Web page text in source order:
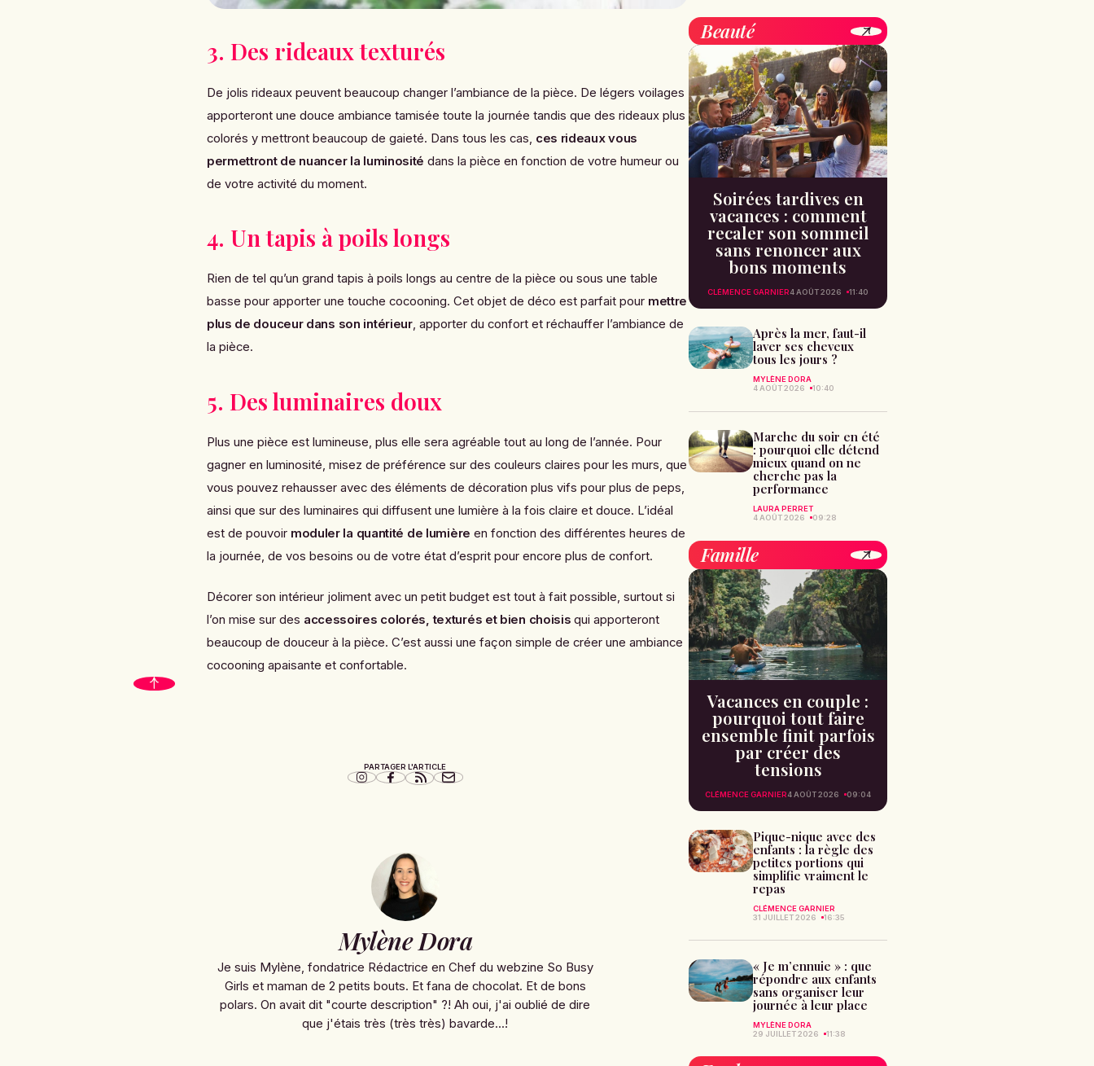
3. Des rideaux texturés
De jolis rideaux peuvent beaucoup changer l’ambiance de la pièce. De légers voilages
apporteront une douce ambiance tamisée toute la journée tandis que des rideaux plus
colorés y mettront beaucoup de gaieté. Dans tous les cas, ces rideaux vous
permettront de nuancer la luminosité dans la pièce en fonction de votre humeur ou
de votre activité du moment.
4. Un tapis à poils longs
Rien de tel qu’un grand tapis à poils longs au centre de la pièce ou sous une table
basse pour apporter une touche cocooning. Cet objet de déco est parfait pour mettre
plus de douceur dans son intérieur, apporter du confort et réchauffer l’ambiance de
la pièce.
5. Des luminaires doux
Plus une pièce est lumineuse, plus elle sera agréable tout au long de l’année. Pour
gagner en luminosité, misez de préférence sur des couleurs claires pour les murs, que
vous pouvez rehausser avec des éléments de décoration plus vifs pour plus de peps,
ainsi que sur des luminaires qui diffusent une lumière à la fois claire et douce. L’idéal
est de pouvoir moduler la quantité de lumière en fonction des différentes heures de
la journée, de vos besoins ou de votre état d’esprit pour encore plus de confort.
Décorer son intérieur joliment avec un petit budget est tout à fait possible, surtout si
l’on mise sur des accessoires colorés, texturés et bien choisis qui apporteront
beaucoup de douceur à la pièce. C’est aussi une façon simple de créer une ambiance
cocooning apaisante et confortable.
PARTAGER L'ARTICLE
Mylène Dora
Je suis Mylène, fondatrice Rédactrice en Chef du webzine So Busy
Girls et maman de 2 petits bouts. Et fana de chocolat. Et de bons
polars. On avait dit "courte description" ?! Ah oui, j'ai oublié de dire
que j'étais très (très très) bavarde...!
Beauté
Soirées tardives en
vacances : comment
recaler son sommeil
sans renoncer aux
bons moments
CLÉMENCE GARNIER4 AOÛT 2026 11:40
Après la mer, faut-il
laver ses cheveux
tous les jours ?
MYLÈNE DORA
4 AOÛT 2026
10:40
Marche du soir en été
: pourquoi elle détend
mieux quand on ne
cherche pas la
performance
LAURA PERRET
4 AOÛT 2026
09:28
Famille
Vacances en couple :
pourquoi tout faire
ensemble finit parfois
par créer des
tensions
CLÉMENCE GARNIER4 AOÛT 2026 09:04
Pique-nique avec des
enfants : la règle des
petites portions qui
simplifie vraiment le
repas
CLÉMENCE GARNIER
31 JUILLET 2026
16:35
« Je m’ennuie » : que
répondre aux enfants
sans organiser leur
journée à leur place
MYLÈNE DORA
29 JUILLET 2026
11:38